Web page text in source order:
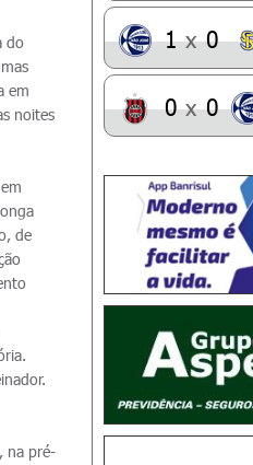
do
em
noites
de
na pré-
1 x 0
0 x 0